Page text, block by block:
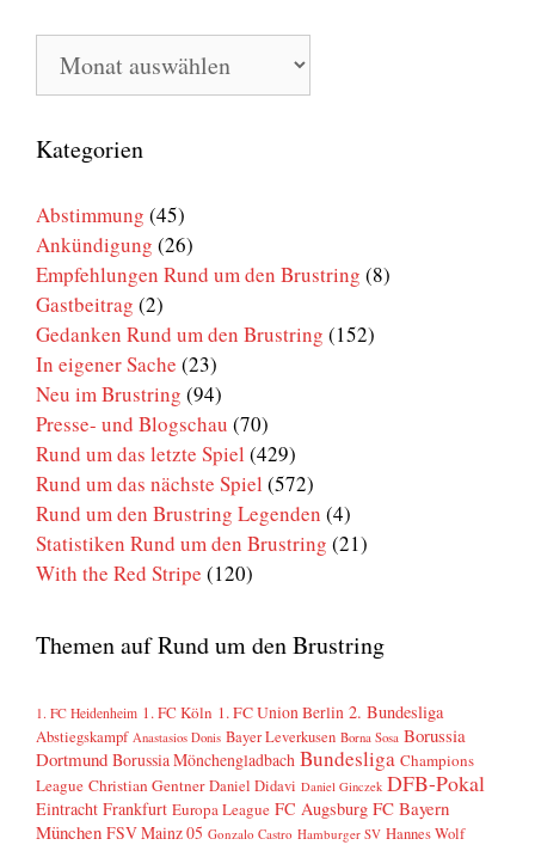
Bisher
auf
Rund
den
Brustring
Kategorien
Abstimmung (45)
Ankündigung (26)
Empfehlungen Rund um den Brustring (8)
Gastbeitrag (2)
Gedanken Rund um den Brustring (152)
In eigener Sache (23)
Neu im Brustring (94)
Presse- und Blogschau (70)
Rund um das letzte Spiel (429)
Rund um das nächste Spiel (572)
Rund um den Brustring Legenden (4)
Statistiken Rund um den Brustring (21)
With the Red Stripe (120)
Themen auf Rund um den Brustring
1. FC Heidenheim 1. FC Köln 1. FC Union Berlin 2. Bundesliga
Abstiegskampf Anastasios Donis Bayer Leverkusen Borna Sosa Borussia
Dortmund Borussia Mönchengladbach Bundesliga Champions
League Christian Gentner Daniel Didavi Daniel Ginczek DFB-Pokal
Eintracht Frankfurt Europa League FC Augsburg FC Bayern
München FSV Mainz 05 Gonzalo Castro Hamburger SV Hannes Wolf